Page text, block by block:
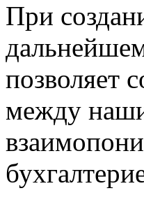
При
позволяет
между